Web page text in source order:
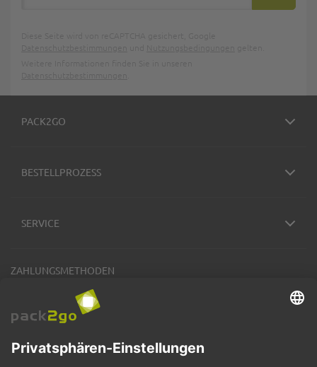
PACK2GO
BESTELLPROZESS
SERVICE
ZAHLUNGSMETHODEN
VERSANDARTEN